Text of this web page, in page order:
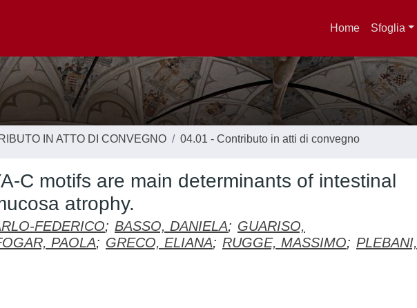
Home Sfoglia
IN ATTO DI CONVEGNO 04.01 - Contributo in atti di convegno
C motifs are main determinants of intestinal
atrophy.
FEDERICO; BASSO, DANIELA; GUARISO,
PAOLA; GRECO, ELIANA; RUGGE, MASSIMO; PLEBANI,